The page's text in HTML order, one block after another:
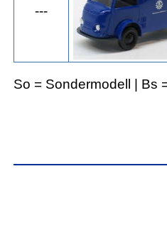
---
So = Sondermodell | Bs